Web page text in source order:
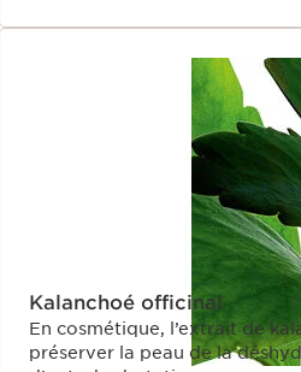
Kalanchoé officinal
En cosmétique, l’extrait de
préserver la peau de la